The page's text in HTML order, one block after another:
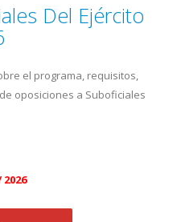
Del Ejército
el programa, requisitos,
oposiciones a Suboficiales